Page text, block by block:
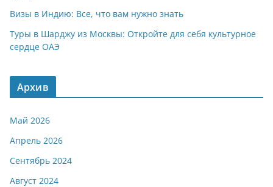
Визы в Индию: Все, что вам нужно знать
Туры в Шарджу из Москвы: Откройте для себя культурное
сердце ОАЭ
Архив
Май 2026
Апрель 2026
Сентябрь 2024
Август 2024